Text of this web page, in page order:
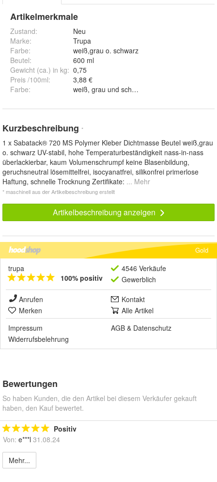
Artikelmerkmale
Zustand:
Neu
Marke:
Trupa
Farbe:
weiß,grau o. schwarz
Beutel:
600 ml
Gewicht (ca.) in kg: 0,75
Preis /100ml:
3,88 €
Farbe: weiß, grau und schwarz
Kurzbeschreibung *
1 x Sabatack® 720 MS Polymer Kleber Dichtmasse Beutel weiß,grau
o. schwarz UV-stabil, hohe Temperaturbeständigkeit nass-in-nass
überlackierbar, kaum Volumenschrumpf keine Blasenbildung,
geruchsneutral lösemittelfrei, isocyanatfrei, silikonfrei primerlose
Haftung, schnelle Trocknung Zertifikate: ... Mehr
* maschinell aus der Artikelbeschreibung erstellt
Artikelbeschreibung anzeigen
Gold
trupa
100% positiv
4546 Verkäufe
Gewerblich
Anrufen
Kontakt
Merken
Alle Artikel
Impressum
AGB & Datenschutz
Widerrufsbelehrung
Bewertungen
So haben Kunden, die den Artikel bei diesem Verkäufer gekauft
haben, den Kauf bewertet.
Positiv
Von: e***l 31.08.24
Mehr...